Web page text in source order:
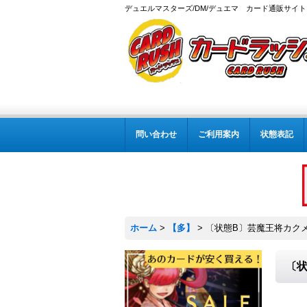
デュエルマスターズ/DM/デュエマ カード通販サイト
問い合わせ ご利用案内 状態表記
ホーム > 【多】 > 〔状態B〕芸魔王将カク
〔